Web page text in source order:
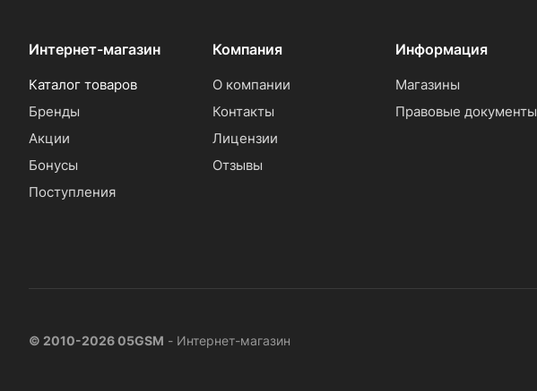
Интернет-магазин
Каталог товаров
Бренды
Акции
Бонусы
Поступления
Компания
О компании
Контакты
Лицензии
Отзывы
Информация
Магазины
Правовые документы
© 2010-2026 05GSM - Интернет-магазин